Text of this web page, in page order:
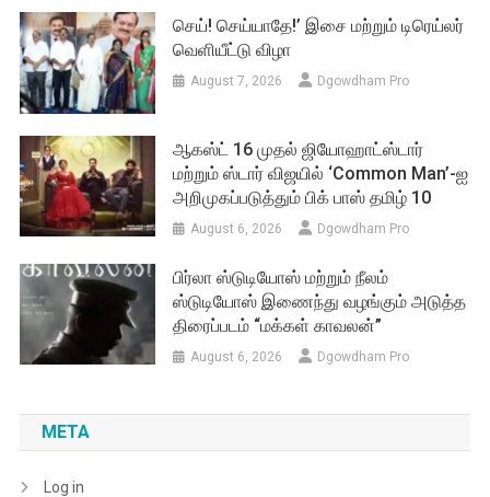
செய்! செய்யாதே!’ இசை மற்றும் டிரெய்லர்
வெளியீட்டு விழா
August 7, 2026 Dgowdham Pro
ஆகஸ்ட் 16 முதல் ஜியோஹாட்ஸ்டார்
மற்றும் ஸ்டார் விஜயில் ‘Common Man’-ஐ
அறிமுகப்படுத்தும் பிக் பாஸ் தமிழ் 10
August 6, 2026 Dgowdham Pro
பிர்லா ஸ்டுடியோஸ் மற்றும் நீலம்
ஸ்டுடியோஸ் இணைந்து வழங்கும் அடுத்த
திரைப்படம் “மக்கள் காவலன்”
August 6, 2026 Dgowdham Pro
META
Log in